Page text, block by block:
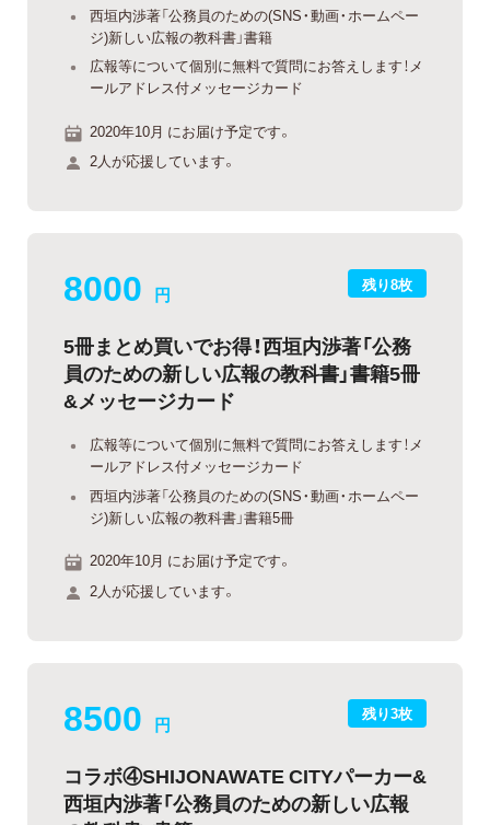
西垣内渉著「公務員のための(SNS・動画・ホームペー
ジ)新しい広報の教科書」書籍
広報等について個別に無料で質問にお答えします！メ
ールアドレス付メッセージカード
2020年10月 にお届け予定です。
2人が応援しています。
残り8枚
8000 円
5冊まとめ買いでお得！西垣内渉著「公務
員のための新しい広報の教科書」書籍5冊
&メッセージカード
広報等について個別に無料で質問にお答えします！メ
ールアドレス付メッセージカード
西垣内渉著「公務員のための(SNS・動画・ホームペー
ジ)新しい広報の教科書」書籍5冊
2020年10月 にお届け予定です。
2人が応援しています。
残り3枚
8500 円
コラボ④SHIJONAWATE CITYパーカー&
西垣内渉著「公務員のための新しい広報